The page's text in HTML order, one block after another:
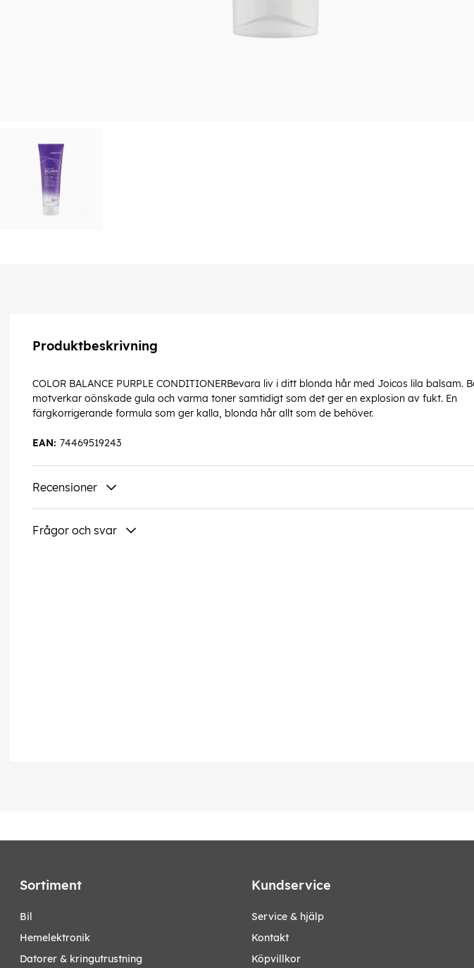
Produktbeskrivning
COLOR BALANCE PURPLE CONDITIONERBevara liv i ditt blonda hår med Joicos lila balsam.
motverkar oönskade gula och varma toner samtidigt som det ger en explosion av fukt. En
färgkorrigerande formula som ger kalla, blonda hår allt som de behöver.
74469519243
EAN:
Recensioner
Frågor och svar
Sortiment
bil
hemelektronik
datorer & kringutrustning
Kundservice
Service & hjälp
Kontakt
Köpvillkor